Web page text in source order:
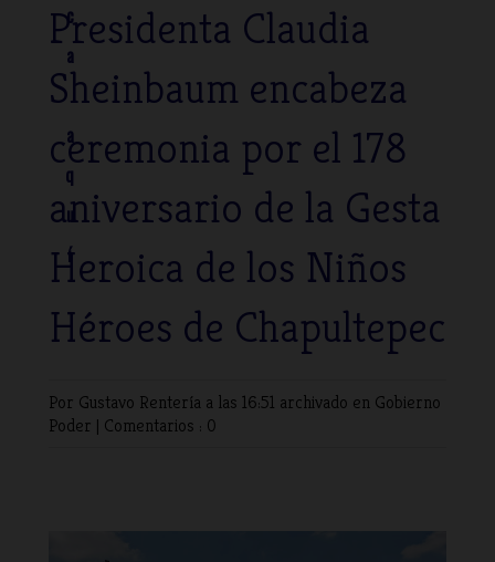
c
a
a
q
u
í
Presidenta Claudia
Sheinbaum encabeza
ceremonia por el 178
aniversario de la Gesta
Heroica de los Niños
Héroes de Chapultepec
Por Gustavo Rentería a las 16:51 archivado en Gobierno
Poder | Comentarios : 0